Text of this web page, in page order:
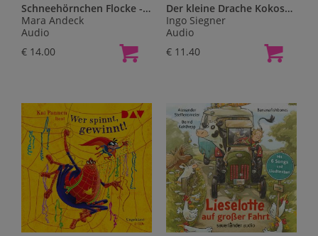
Schneehörnchen Flocke - Zusammen ist man weniger klein,2 Audio-CD
Mara Andeck
Audio
€ 14.00
Der kleine Drache Kokosnuss - Einsatz bei der Feuerwehr,1 Audio-CD
Ingo Siegner
Audio
€ 11.40